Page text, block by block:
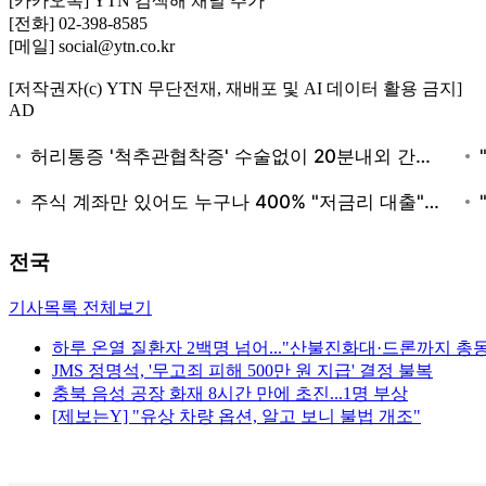
[전화] 02-398-8585
[메일] social@ytn.co.kr
[저작권자(c) YTN 무단전재, 재배포 및 AI 데이터 활용 금지]
AD
전국
기사목록 전체보기
하루 온열 질환자 2백명 넘어..."산불진화대·드론까지 총
JMS 정명석, '무고죄 피해 500만 원 지급' 결정 불복
충북 음성 공장 화재 8시간 만에 초진...1명 부상
[제보는Y] "유상 차량 옵션, 알고 보니 불법 개조"